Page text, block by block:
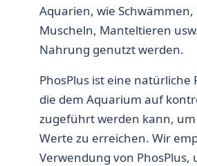
Aquarien, wie Schwämmen,
Muscheln, Manteltieren
Nahrung genutzt werden.
PhosPlus ist eine natürliche
die dem Aquarium auf
zugeführt werden kann, um
Werte zu erreichen. Wir
Verwendung von PhosPlus,